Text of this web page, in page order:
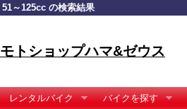
51～125cc の検索結果
モトショップハマ&ゼウス
レンタルバイク バイクを探す